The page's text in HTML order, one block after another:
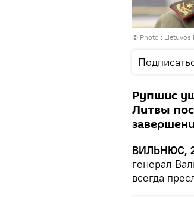
© Photo : Lietuvos
Рупшис
Литвы
ВИЛЬНЮС,
генерал
всегда